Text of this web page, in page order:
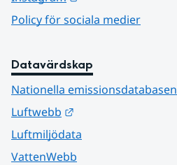
Policy för sociala medier
Datavärdskap
Nationella emissionsdatabasen
Luftwebb
Luftmiljödata
VattenWebb